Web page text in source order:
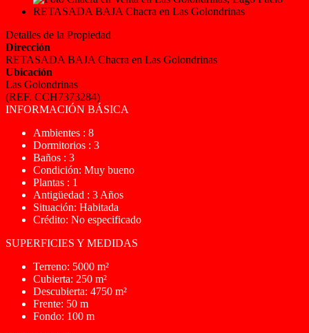
Detalles de la Propiedad
Dirección
RETASADA BAJA Chacra en Las Golondrinas
Ubicación
Las Golondrinas
(REF. CCH7373284)
INFORMACIÓN BÁSICA
Ambientes : 8
Dormitorios : 3
Baños : 3
Condición: Muy bueno
Plantas : 1
Antigüedad : 3 Años
Situación: Habitada
Crédito: No especificado
SUPERFICIES Y MEDIDAS
Terreno: 5000 m²
Cubierta: 250 m²
Descubierta: 4750 m²
Frente: 50 m
Fondo: 100 m